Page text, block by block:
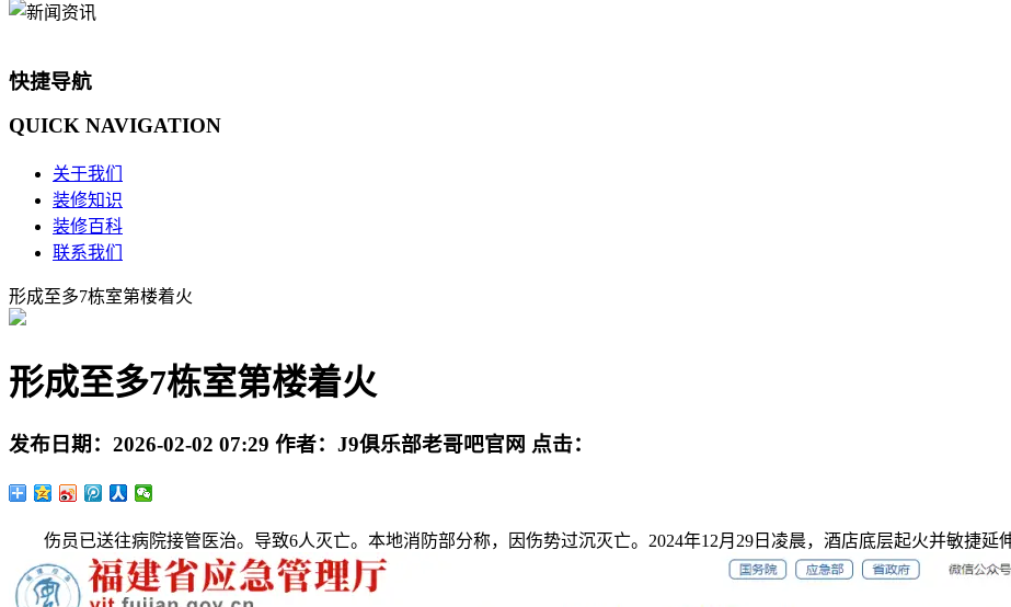
快捷导航
QUICK NAVIGATION
关于我们
装修知识
装修百科
联系我们
形成至多7栋室第楼着火
形成至多7栋室第楼着火
发布日期： 2026-02-02 07:29 作者： J9俱乐部老哥吧官网 点击：
伤员已送往病院接管医治。导致6人灭亡。本地消防部分称，因伤势过沉灭亡。2024年12月29日凌晨，酒店底层起火并敏捷延